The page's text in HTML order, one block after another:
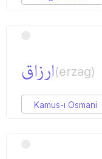
ارزاق(erzag)
Kamus-ı Osmani